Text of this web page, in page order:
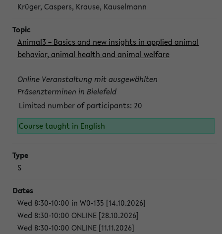
Krüger, Caspers, Krause, Kauselmann
Animal3 – Basics and new insights in applied animal
behavior, animal health and animal welfare
Online Veranstaltung mit ausgewählten
Präsenzterminen in Bielefeld
Limited number of participants: 20
Course taught in English
S
Wed 8:30-10:00 in W0-135 [14.10.2026]
Wed 8:30-10:00 ONLINE [28.10.2026]
Wed 8:30-10:00 ONLINE [11.11.2026]